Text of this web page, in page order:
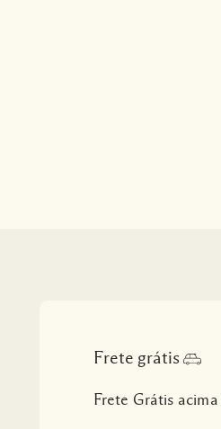
Frete grátis
Frete Grátis